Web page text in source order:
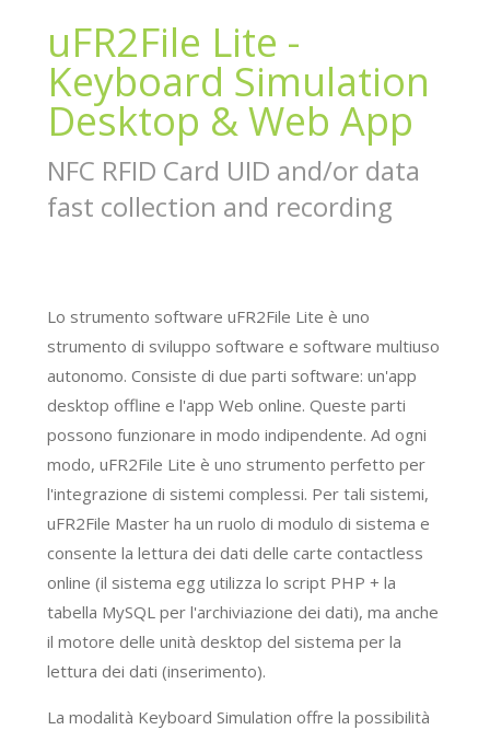
uFR2File Lite -
Keyboard Simulation
Desktop & Web App
NFC RFID Card UID and/or data
fast collection and recording
Lo strumento software uFR2File Lite è uno
strumento di sviluppo software e software multiuso
autonomo. Consiste di due parti software: un'app
desktop offline e l'app Web online. Queste parti
possono funzionare in modo indipendente. Ad ogni
modo, uFR2File Lite è uno strumento perfetto per
l'integrazione di sistemi complessi. Per tali sistemi,
uFR2File Master ha un ruolo di modulo di sistema e
consente la lettura dei dati delle carte contactless
online (il sistema egg utilizza lo script PHP + la
tabella MySQL per l'archiviazione dei dati), ma anche
il motore delle unità desktop del sistema per la
lettura dei dati (inserimento).
La modalità Keyboard Simulation offre la possibilità